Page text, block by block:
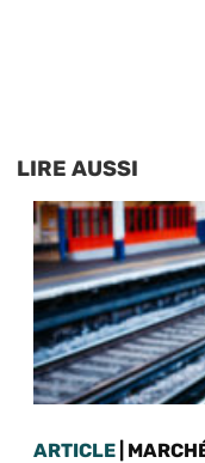
LIRE AUSSI
ARTICLE |